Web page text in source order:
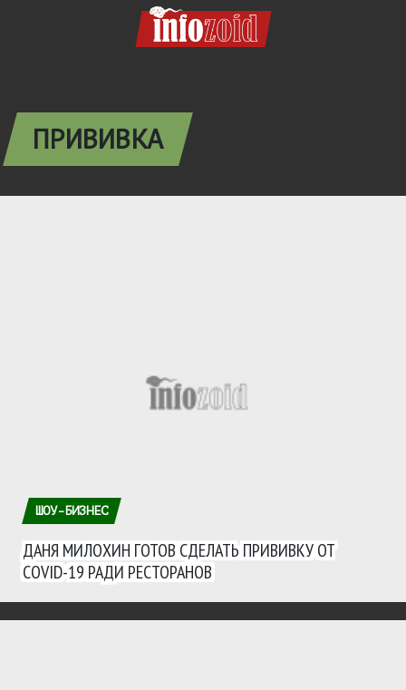
ПРИВИВКА
ШОУ-БИЗНЕС
ДАНЯ МИЛОХИН ГОТОВ СДЕЛАТЬ ПРИВИВКУ ОТ
COVID-19 РАДИ РЕСТОРАНОВ